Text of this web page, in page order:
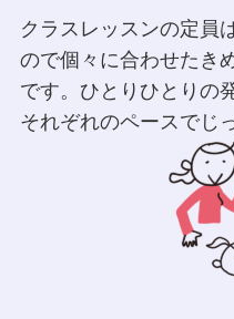
クラスレッスンの定員
ので個々に合わせたき
です。ひとりひとりの
それぞれのペースでじ